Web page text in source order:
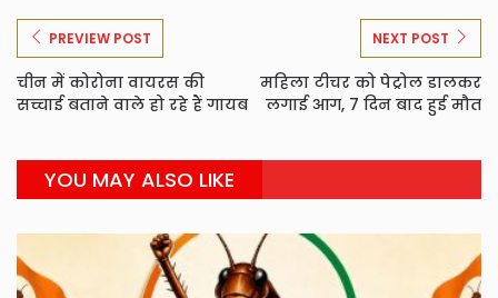
PREVIEW POST
चीन में कोरोना वायरस की
सच्चाई बताने वाले हो रहे हैं गायब
NEXT POST
महिला टीचर को पेट्रोल डालकर
लगाई आग, 7 दिन बाद हुई मौत
YOU MAY ALSO LIKE